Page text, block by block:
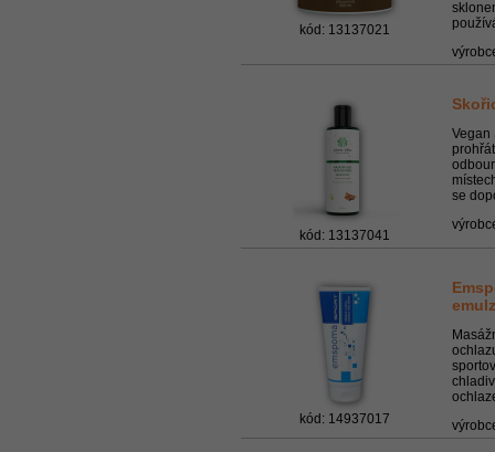
kód: 13137021
kód: 13137041
Vegan
se
kód: 14937017